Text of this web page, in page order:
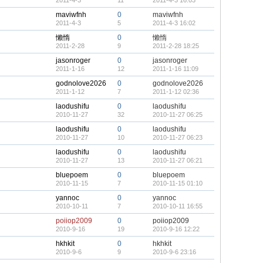
maviwfnh
2011-4-3
0
5
maviwfnh
2011-4-3 16:02
懶惰
2011-2-28
0
9
懶惰
2011-2-28 18:25
jasonroger
2011-1-16
0
12
jasonroger
2011-1-16 11:09
godnolove2026
2011-1-12
0
7
godnolove2026
2011-1-12 02:36
laodushifu
2010-11-27
0
32
laodushifu
2010-11-27 06:25
laodushifu
2010-11-27
0
10
laodushifu
2010-11-27 06:23
laodushifu
2010-11-27
0
13
laodushifu
2010-11-27 06:21
bluepoem
2010-11-15
0
7
bluepoem
2010-11-15 01:10
yannoc
2010-10-11
0
7
yannoc
2010-10-11 16:55
poiiop2009
2010-9-16
0
19
poiiop2009
2010-9-16 12:22
hkhkit
2010-9-6
0
9
hkhkit
2010-9-6 23:16